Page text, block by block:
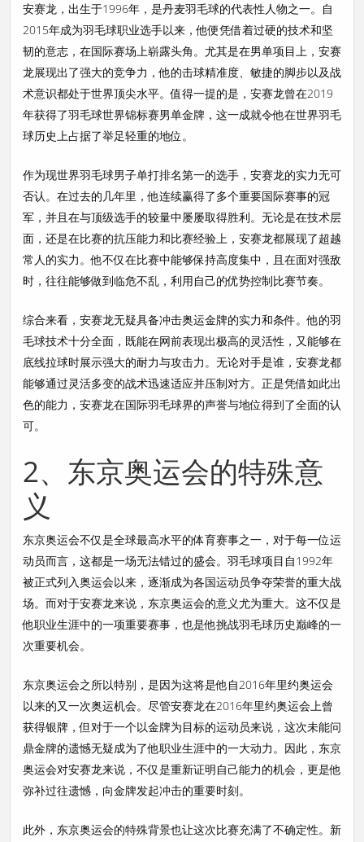
安赛龙，出生于1996年，是丹麦羽毛球的代表性人物之一。自
2015年成为羽毛球职业选手以来，他便凭借着过硬的技术和坚
韧的意志，在国际赛场上崭露头角。尤其是在男单项目上，安赛
龙展现出了强大的竞争力，他的击球精准度、敏捷的脚步以及战
术意识都处于世界顶尖水平。值得一提的是，安赛龙曾在2019
年获得了羽毛球世界锦标赛男单金牌，这一成就令他在世界羽毛
球历史上占据了举足轻重的地位。
作为现世界羽毛球男子单打排名第一的选手，安赛龙的实力无可
否认。在过去的几年里，他连续赢得了多个重要国际赛事的冠
军，并且在与顶级选手的较量中屡屡取得胜利。无论是在技术层
面，还是在比赛的抗压能力和比赛经验上，安赛龙都展现了超越
常人的实力。他不仅在比赛中能够保持高度集中，且在面对强敌
时，往往能够做到临危不乱，利用自己的优势控制比赛节奏。
综合来看，安赛龙无疑具备冲击奥运金牌的实力和条件。他的羽
毛球技术十分全面，既能在网前表现出极高的灵活性，又能够在
底线拉球时展示强大的耐力与攻击力。无论对手是谁，安赛龙都
能够通过灵活多变的战术迅速适应并压制对方。正是凭借如此出
色的能力，安赛龙在国际羽毛球界的声誉与地位得到了全面的认
可。
2、东京奥运会的特殊意
义
东京奥运会不仅是全球最高水平的体育赛事之一，对于每一位运
动员而言，这都是一场无法错过的盛会。羽毛球项目自1992年
被正式列入奥运会以来，逐渐成为各国运动员争夺荣誉的重大战
场。而对于安赛龙来说，东京奥运会的意义尤为重大。这不仅是
他职业生涯中的一项重要赛事，也是他挑战羽毛球历史巅峰的一
次重要机会。
东京奥运会之所以特别，是因为这将是他自2016年里约奥运会
以来的又一次奥运机会。尽管安赛龙在2016年里约奥运会上曾
获得银牌，但对于一个以金牌为目标的运动员来说，这次未能问
鼎金牌的遗憾无疑成为了他职业生涯中的一大动力。因此，东京
奥运会对安赛龙来说，不仅是重新证明自己能力的机会，更是他
弥补过往遗憾，向金牌发起冲击的重要时刻。
此外，东京奥运会的特殊背景也让这次比赛充满了不确定性。新